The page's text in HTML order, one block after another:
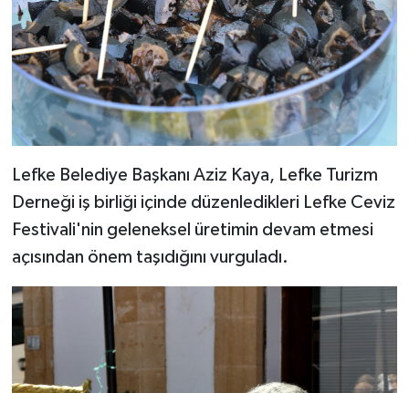
Lefke Belediye Başkanı Aziz Kaya, Lefke Turizm
Derneği iş birliği içinde düzenledikleri Lefke Ceviz
Festivali'nin geleneksel üretimin devam etmesi
açısından önem taşıdığını vurguladı.